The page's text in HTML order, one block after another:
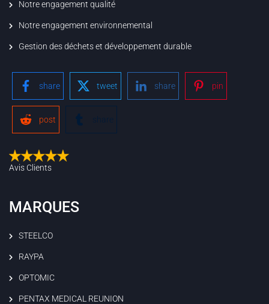
Notre engagement qualité
Notre engagement environnemental
Gestion des déchets et développement durable
share tweet share pin
post share
Avis Clients
MARQUES
STEELCO
RAYPA
OPTOMIC
PENTAX MEDICAL REUNION